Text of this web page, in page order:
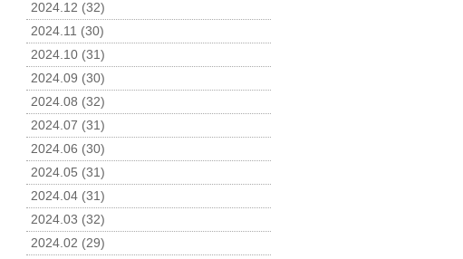
2024.12 (32)
2024.11 (30)
2024.10 (31)
2024.09 (30)
2024.08 (32)
2024.07 (31)
2024.06 (30)
2024.05 (31)
2024.04 (31)
2024.03 (32)
2024.02 (29)